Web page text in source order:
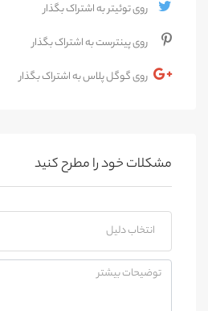
روی توئیتر به اشتراک بگذار
روی پینترست به اشتراک بگذار
روی گوگل پلاس به اشتراک بگذار
مشکلات خود را مطرح کنید